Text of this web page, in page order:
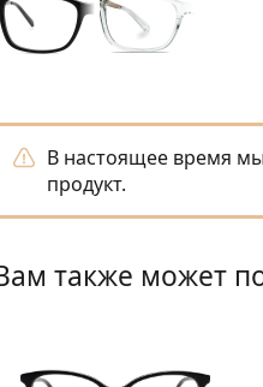
В настоящее время
продукт.
также может